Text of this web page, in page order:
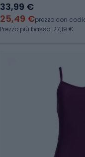
33,99 €
25,49 €prezzo con
Prezzo più basso: 27,19 €